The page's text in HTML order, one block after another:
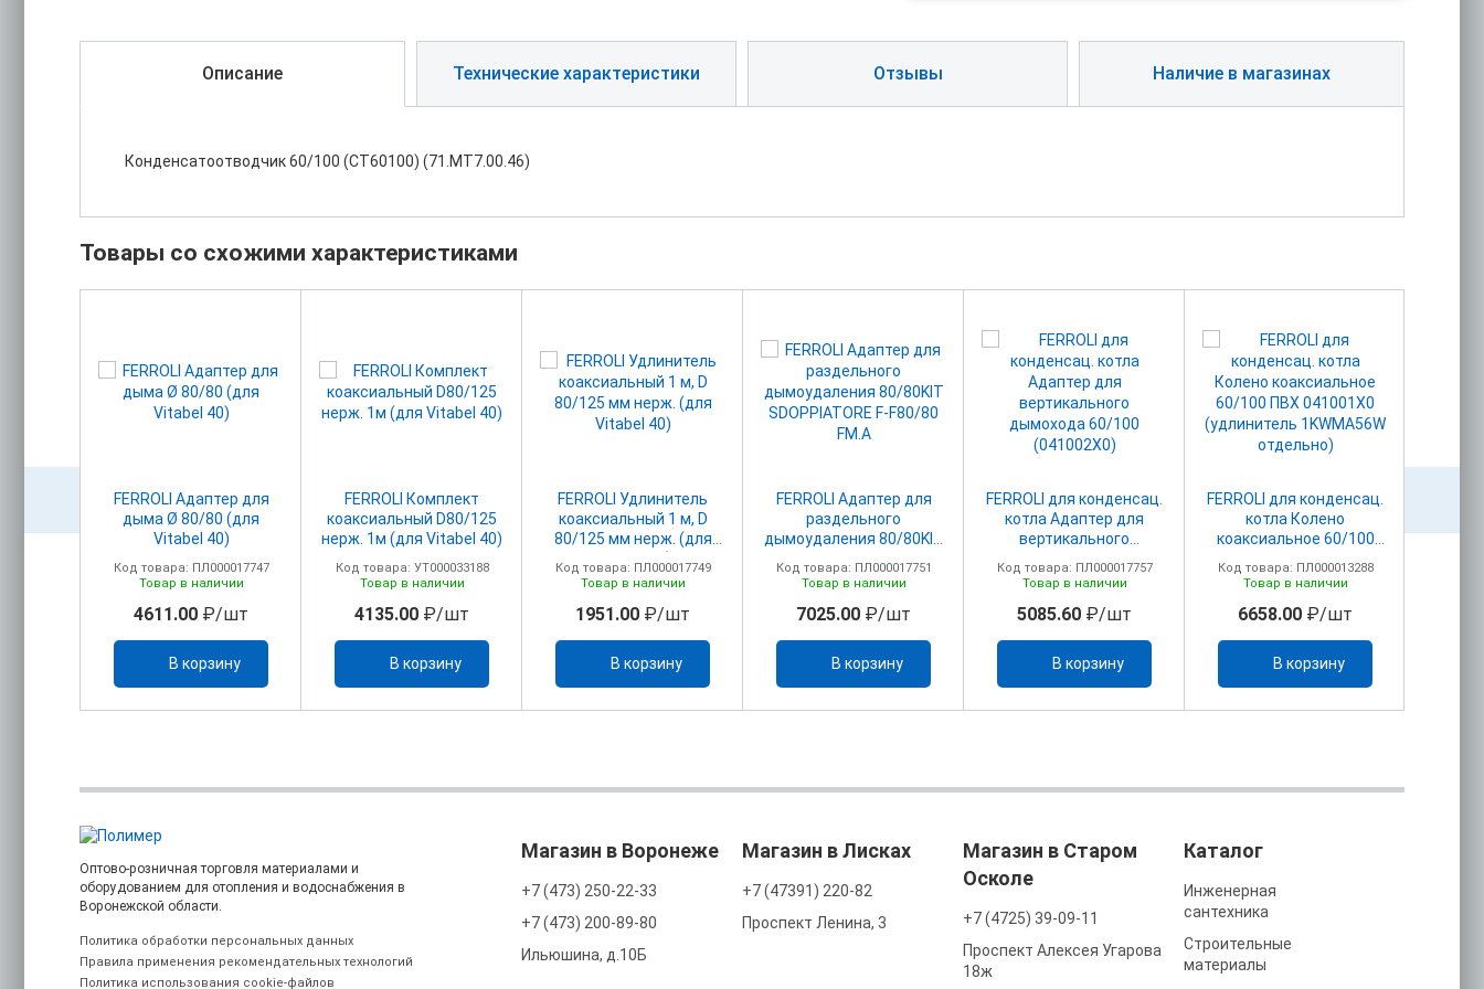
Описание Технические характеристики Отзывы Наличие в магазинах
Конденсатоотводчик 60/100 (CT60100) (71.MT7.00.46)
Товары со схожими характеристиками
FERROLI Адаптер для
дыма Ø 80/80 (для
Vitabel 40)
Код товара: ПЛ000017747
Товар в наличии
4611.00 ₽/шт
В корзину
FERROLI Комплект
коаксиальный D80/125
нерж. 1м (для Vitabel 40)
Код товара: УТ000033188
Товар в наличии
4135.00 ₽/шт
В корзину
FERROLI Удлинитель
коаксиальный 1 м, D
80/125 мм нерж. (для
Код товара: ПЛ000017749
Товар в наличии
1951.00 ₽/шт
В корзину
FERROLI Адаптер для
раздельного
дымоудаления 80/80KIT
FM.A
Код товара: ПЛ000017751
Товар в наличии
7025.00 ₽/шт
В корзину
FERROLI для конденсац.
котла Адаптер для
вертикального
(041002X0)
Код товара: ПЛ000017757
Товар в наличии
5085.60 ₽/шт
В корзину
FERROLI для конденсац.
котла Колено
коаксиальное 60/100
(удлинитель 1KWMA56W
Код товара: ПЛ000013288
Товар в наличии
6658.00 ₽/шт
В корзину
Оптово-розничная торговля материалами и
оборудованием для отопления и водоснабжения в
Воронежской области.
Политика обработки персональных данных
Правила применения рекомендательных технологий
Политика использования cookie-файлов
Магазин в Воронеже
+7 (473) 250-22-33
+7 (473) 200-89-80
Ильюшина, д.10Б
Магазин в Лисках
+7 (47391) 220-82
Проспект Ленина, 3
Магазин в Старом
Осколе
+7 (4725) 39-09-11
Проспект Алексея Угарова
18ж
Каталог
Инженерная
сантехника
Строительные
материалы